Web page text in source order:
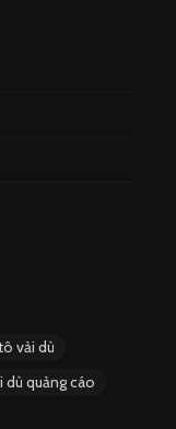
vải dù
dù quảng cáo